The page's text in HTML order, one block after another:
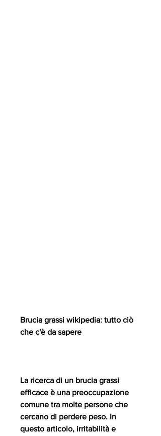
Brucia grassi wikipedia: tutto ciò
che c'è da sapere
La ricerca di un brucia grassi
efficace è una preoccupazione
comune tra molte persone che
cercano di perdere peso. In
questo articolo, irritabilità e